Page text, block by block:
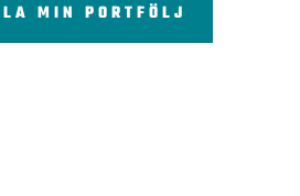
MIN PORTFÖLJ